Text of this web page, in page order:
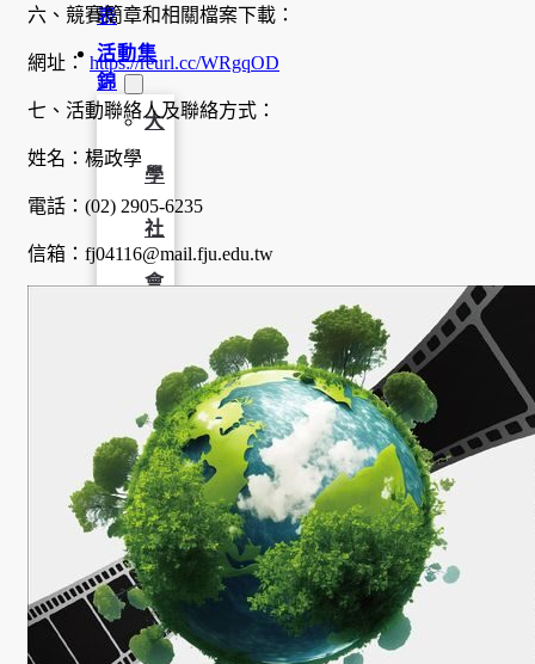
表
活動集
錦
大
學
社
會
任
USR
專
區
學
生
六、競賽簡章和相關檔案下載：
網址： https://reurl.cc/WRgqOD
七、活動聯絡人及聯絡方式：
姓名：楊政學
電話：(02) 2905-6235
信箱：fj04116@mail.fju.edu.tw